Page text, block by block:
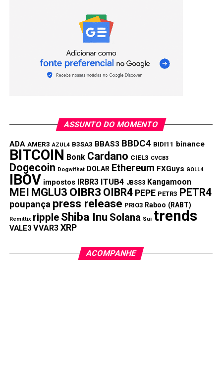
ASSUNTO DO MOMENTO
ADA AMER3 AZUL4 B3SA3 BBAS3 BBDC4 BIDI11 binance
BITCOIN Bonk Cardano CIEL3 CVCB3
Dogecoin Dogwifhat DOLAR Ethereum FXGuys GOLL4
IBOV impostos IRBR3 ITUB4 JBSS3 Kangamoon
MEI MGLU3 OIBR3 OIBR4 PEPE PETR3 PETR4
poupança press release PRIO3 Raboo (RABT)
Remittix ripple Shiba Inu Solana Sui trends
VALE3 VVAR3 XRP
ACOMPANHE